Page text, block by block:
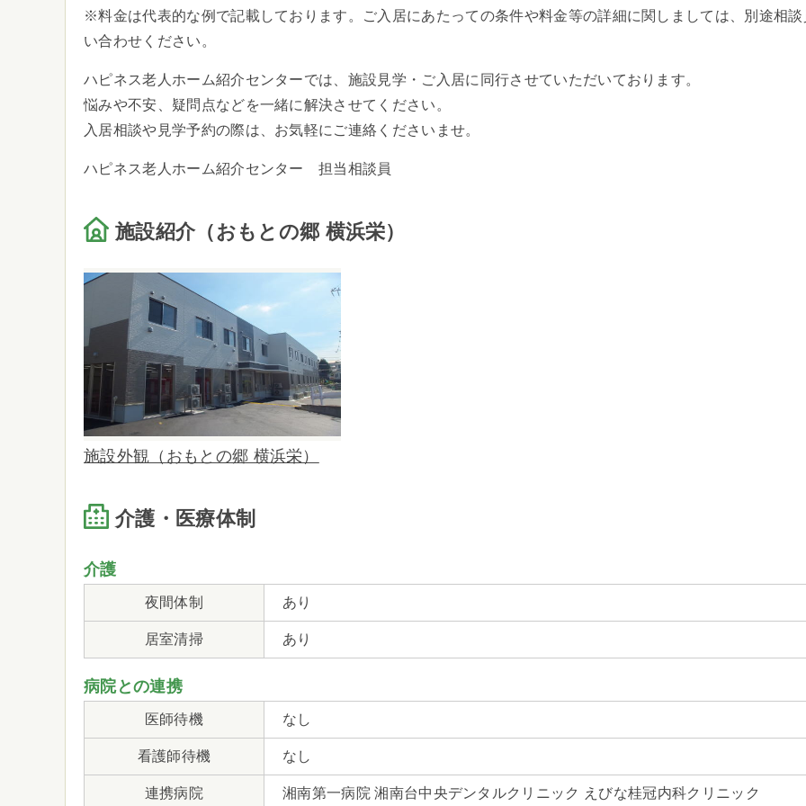
※料金は代表的な例で記載しております。ご入居にあたっての条件や料金等の詳細に関しましては、別途相談
い合わせください。
ハピネス老人ホーム紹介センターでは、施設見学・ご入居に同行させていただいております。
悩みや不安、疑問点などを一緒に解決させてください。
入居相談や見学予約の際は、お気軽にご連絡くださいませ。
ハピネス老人ホーム紹介センター 担当相談員
施設紹介（おもとの郷 横浜栄）
施設外観（おもとの郷 横浜栄）
介護・医療体制
介護
夜間体制 あり
居室清掃 あり
病院との連携
医師待機 なし
看護師待機 なし
連携病院 湘南第一病院 湘南台中央デンタルクリニック えびな桂冠内科クリニック